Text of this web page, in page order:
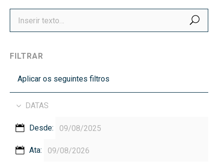
FILTRAR
Aplicar os seguintes filtros
DATAS
Desde:
Ata: